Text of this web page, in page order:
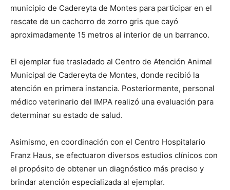
municipio de Cadereyta de Montes para participar en el
rescate de un cachorro de zorro gris que cayó
aproximadamente 15 metros al interior de un barranco.
El ejemplar fue trasladado al Centro de Atención Animal
Municipal de Cadereyta de Montes, donde recibió la
atención en primera instancia. Posteriormente, personal
médico veterinario del IMPA realizó una evaluación para
determinar su estado de salud.
Asimismo, en coordinación con el Centro Hospitalario
Franz Haus, se efectuaron diversos estudios clínicos con
el propósito de obtener un diagnóstico más preciso y
brindar atención especializada al ejemplar.